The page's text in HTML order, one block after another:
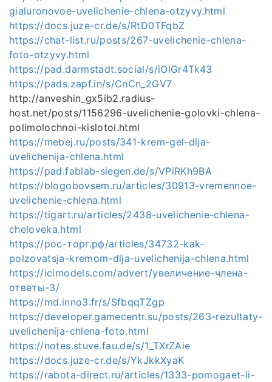
gialuronovoe-uvelichenie-chlena-otzyvy.html
https://docs.juze-cr.de/s/RtD0TFqbZ
https://chat-list.ru/posts/267-uvelichenie-chlena-
foto-otzyvy.html
https://pad.darmstadt.social/s/iOIGr4Tk43
https://pads.zapf.in/s/CnCn_2GV7
http://anveshin_gx5ib2.radius-
host.net/posts/1156296-uvelichenie-golovki-chlena-
polimolochnoi-kislotoi.html
https://mebej.ru/posts/341-krem-gel-dlja-
uvelichenija-chlena.html
https://pad.fablab-siegen.de/s/VPiRKh9BA
https://blogobovsem.ru/articles/30913-vremennoe-
uvelichenie-chlena.html
https://tigart.ru/articles/2438-uvelichenie-chlena-
cheloveka.html
https://рос-торг.рф/articles/34732-kak-
polzovatsja-kremom-dlja-uvelichenija-chlena.html
https://icimodels.com/advert/увеличение-члена-
ответы-3/
https://md.inno3.fr/s/SfbqqTZgp
https://developer.gamecentr.su/posts/263-rezultaty-
uvelichenija-chlena-foto.html
https://notes.stuve.fau.de/s/1_TXrZAie
https://docs.juze-cr.de/s/YkJkkXyaK
https://rabota-direct.ru/articles/1333-pomogaet-li-